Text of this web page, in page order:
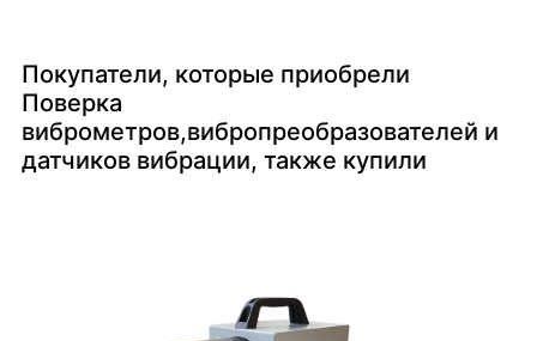
Покупатели, которые приобрели
Поверка
виброметров,вибропреобразователей и
датчиков вибрации, также купили